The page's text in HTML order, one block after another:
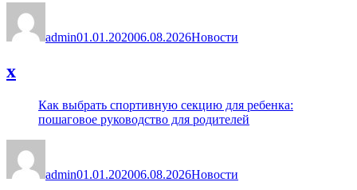
admin01.01.202006.08.2026Новости
x
Как выбрать спортивную секцию для ребенка:
пошаговое руководство для родителей
admin01.01.202006.08.2026Новости